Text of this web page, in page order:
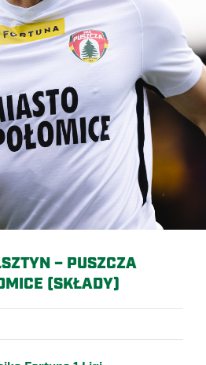
– PUSZCZA
(SKŁADY)